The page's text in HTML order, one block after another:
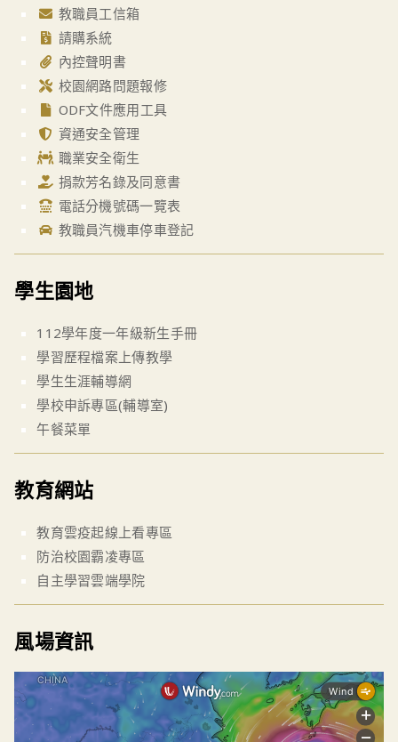
教職員工信箱
請購系統
內控聲明書
校園網路問題報修
ODF文件應用工具
資通安全管理
職業安全衛生
捐款芳名錄及同意書
電話分機號碼一覽表
教職員汽機車停車登記
學生園地
112學年度一年級新生手冊
學習歷程檔案上傳教學
學生生涯輔導網
學校申訴專區(輔導室)
午餐菜單
教育網站
教育雲疫起線上看專區
防治校園霸凌專區
自主學習雲端學院
風場資訊